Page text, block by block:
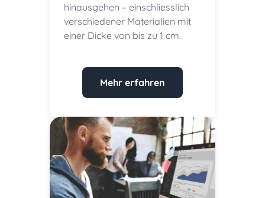
hinausgehen – einschliesslich
verschiedener Materialien mit
einer Dicke von bis zu 1 cm.
Mehr erfahren